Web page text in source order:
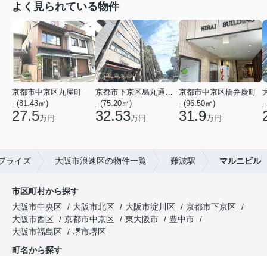
よく見られている物件
京都市中京区丸屋町
- (81.43㎡)
27.5万円
京都市下京区烏丸通五条上る五条烏丸町
- (75.20㎡)
32.53万円
京都市中京区橋弁慶町
- (96.50㎡)
31.9万円
-
ライズ 大阪市浪速区の物件一覧 難波駅 マルニビル
市区町村から探す
大阪市中央区
大阪市北区 大阪市淀川区
京都市下京区
大阪市西区
京都市中京区 東大阪市
豊中市
大阪市福島区
堺市堺区
町名から探す